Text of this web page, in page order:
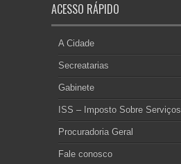
ACESSO RÁPIDO
A Cidade
Secreatarias
Gabinete
ISS – Imposto Sobre Serviços
Procuradoria Geral
Fale conosco